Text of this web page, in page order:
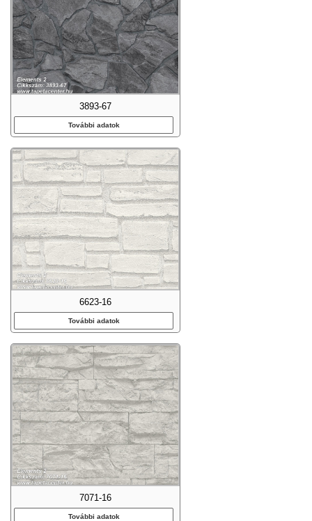
3893-67
További adatok
6623-16
További adatok
7071-16
További adatok